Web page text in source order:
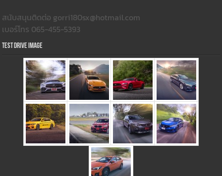
สนับสนุนติดต่อ gorri180sx@hotmail.com
เบอร์โทร 065-455-5393
Test Drive Image